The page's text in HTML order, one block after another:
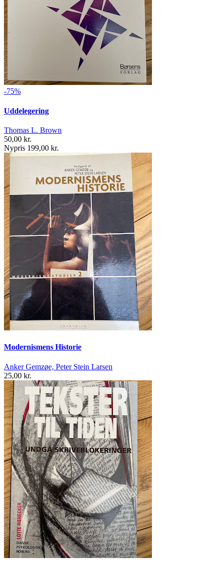
-75%
Uddelegering
Thomas L. Brown
50,00 kr.
Nypris 199,00 kr.
Modernismens Historie
Anker Gemzøe, Peter Stein Larsen
25,00 kr.